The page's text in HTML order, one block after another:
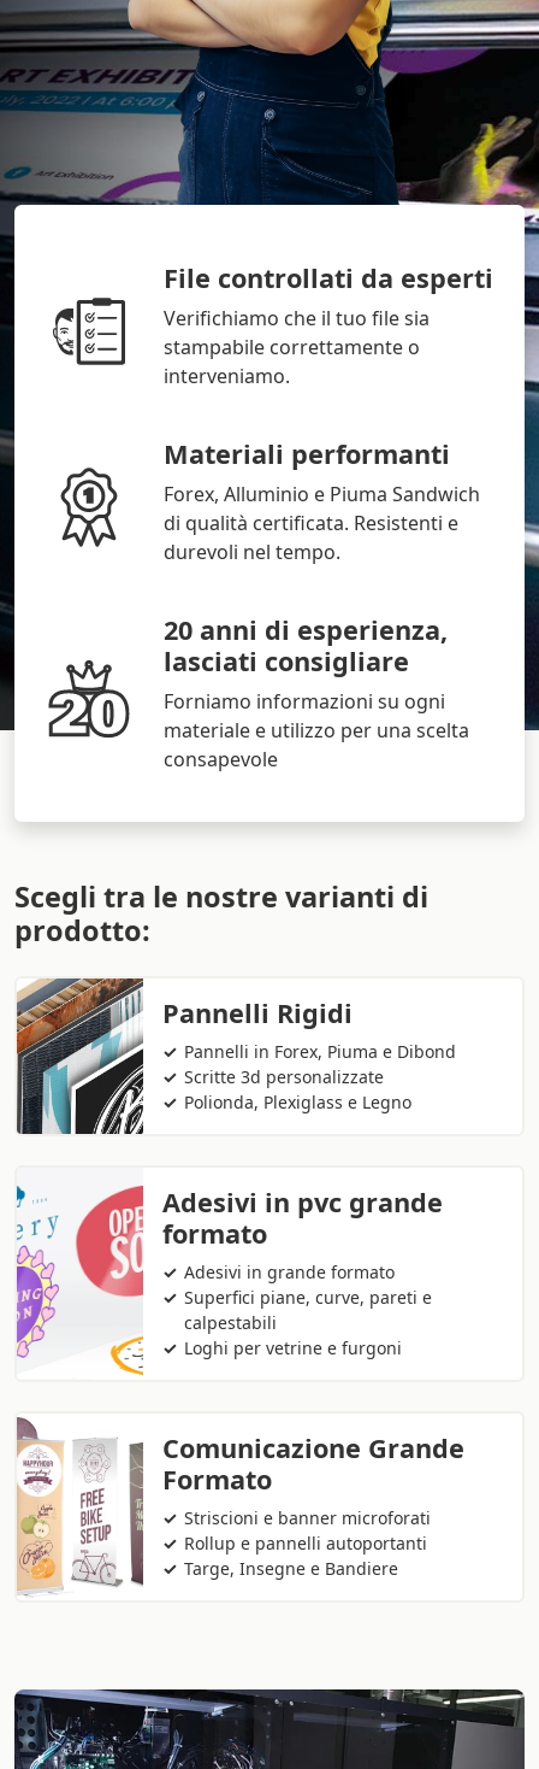
File controllati da esperti
Verifichiamo che il tuo file sia
stampabile correttamente o
interveniamo.
Materiali performanti
Forex, Alluminio e Piuma Sandwich
di qualità certificata. Resistenti e
durevoli nel tempo.
20 anni di esperienza,
lasciati consigliare
Forniamo informazioni su ogni
materiale e utilizzo per una scelta
consapevole
Scegli tra le nostre varianti di
prodotto:
Pannelli Rigidi
Pannelli in Forex, Piuma e Dibond
Scritte 3d personalizzate
Polionda, Plexiglass e Legno
Adesivi in pvc grande
formato
Adesivi in grande formato
Superfici piane, curve, pareti e
calpestabili
Loghi per vetrine e furgoni
Comunicazione Grande
Formato
Striscioni e banner microforati
Rollup e pannelli autoportanti
Targe, Insegne e Bandiere